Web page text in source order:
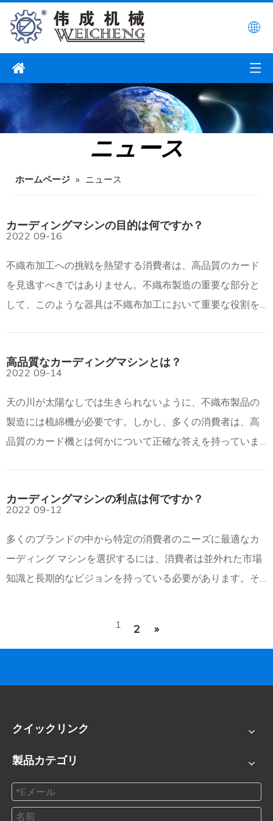
ニュース
ホームページ » ニュース
カーディングマシンの目的は何ですか？
不織布加工への挑戦を熱望する消費者は、高品質のカード
を見逃すべきではありません。不織布製造の重要な部分と
して、このような器具は不織布加工において重要な役割を
2022 09-16
高品質なカーディングマシンとは？
天の川が太陽なしでは生きられないように、不織布製品の
製造には梳綿機が必要です。しかし、多くの消費者は、高
品質のカード機とは何かについて正確な答えを持っていま
2022 09-14
カーディングマシンの利点は何ですか？
多くのブランドの中から特定の消費者のニーズに最適なカ
ーディング マシンを選択するには、消費者は並外れた市場
知識と長期的なビジョンを持っている必要があります。そ
2022 09-12
1 2 »
クイックリンク
製品カテゴリ